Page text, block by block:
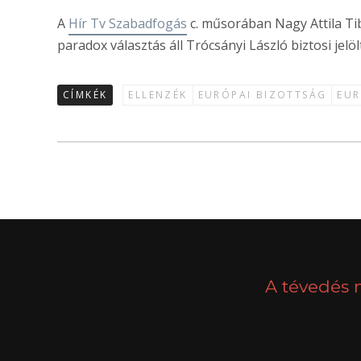
A Hír Tv Szabadfogás c. műsorában Nagy Attila
paradox választás áll Trócsányi László biztosi
CÍMKÉK ELLENZÉK EURÓPAI BIZOTTSÁG
A tévedés